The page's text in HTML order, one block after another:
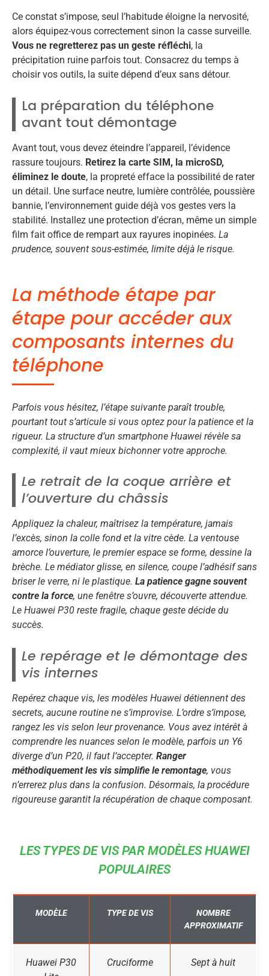
Ce constat s’impose, seul l’habitude éloigne la nervosité,
alors équipez-vous correctement sinon la casse surveille.
Vous ne regretterez pas un geste réfléchi, la
précipitation ruine parfois tout. Consacrez du temps à
choisir vos outils, la suite dépend d’eux sans détour.
La préparation du téléphone
avant tout démontage
Avant tout, vous devez éteindre l’appareil, l’évidence
rassure toujours. Retirez la carte SIM, la microSD,
éliminez le doute, la propreté efface la possibilité de rater
un détail. Une surface neutre, lumière contrôlée, poussière
bannie, l’environnement guide déjà vos gestes vers la
stabilité. Installez une protection d’écran, même un simple
film fait office de rempart aux rayures inopinées. La
prudence, souvent sous-estimée, limite déjà le risque.
La méthode étape par
étape pour accéder aux
composants internes du
téléphone
Parfois vous hésitez, l’étape suivante paraît trouble,
pourtant tout s’articule si vous optez pour la patience et la
rigueur. La structure d’un smartphone Huawei révèle sa
complexité, il vaut mieux bichonner votre approche.
Le retrait de la coque arrière et
l’ouverture du châssis
Appliquez la chaleur, maîtrisez la température, jamais
l’excès, sinon la colle fond et la vitre cède. La ventouse
amorce l’ouverture, le premier espace se forme, dessine la
brèche. Le médiator glisse, en silence, coupe l’adhésif sans
briser le verre, ni le plastique. La patience gagne souvent
contre la force, une fenêtre s’ouvre, découverte attendue.
Le Huawei P30 reste fragile, chaque geste décide du
succès.
Le repérage et le démontage des
vis internes
Repérez chaque vis, les modèles Huawei détiennent des
secrets, aucune routine ne s’improvise. L’ordre s’impose,
rangez les vis selon leur provenance. Vous avez intérêt à
comprendre les nuances selon le modèle, parfois un Y6
diverge d’un P20, il faut l’accepter. Ranger
méthodiquement les vis simplifie le remontage, vous
n’errerez plus dans la confusion. Désormais, la procédure
rigoureuse garantit la récupération de chaque composant.
LES TYPES DE VIS PAR MODÈLES HUAWEI
POPULAIRES
MODÈLE TYPE DE VIS
NOMBRE
APPROXIMATIF
Huawei P30
Cruciforme Sept à huit